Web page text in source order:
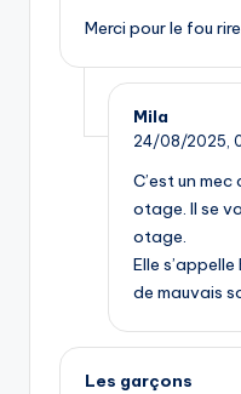
Merci pour le fou
Mila
24/08/2025,
C’est un
otage. Il se
otage.
Elle
de mauvais
Les garçons